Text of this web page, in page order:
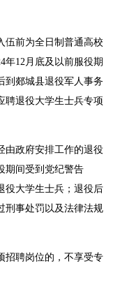
伍前为全日制普通高校
年12月底及以前服役期
到郯城县退役军人事务
聘退役大学生士兵专项
由政府安排工作的退役
期间受到党纪警告
役大学生士兵；退役后
刑事处罚以及法律法规
招聘岗位的，不享受专